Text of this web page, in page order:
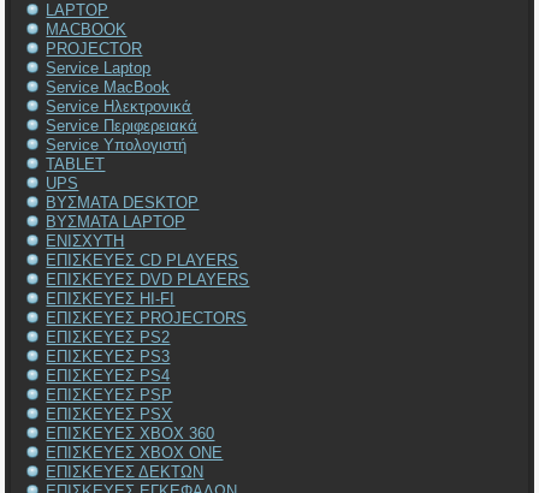
LAPTOP
MACBOOK
PROJECTOR
Service Laptop
Service MacBook
Service Ηλεκτρονικά
Service Περιφερειακά
Service Υπολογιστή
TABLET
UPS
ΒΥΣΜΑΤΑ DESKTOP
ΒΥΣΜΑΤΑ LAPTOP
ΕΝΙΣΧΥΤΗ
ΕΠΙΣΚΕΥΕΣ CD PLAYERS
ΕΠΙΣΚΕΥΕΣ DVD PLAYERS
ΕΠΙΣΚΕΥΕΣ HI-FI
ΕΠΙΣΚΕΥΕΣ PROJECTORS
ΕΠΙΣΚΕΥΕΣ PS2
ΕΠΙΣΚΕΥΕΣ PS3
ΕΠΙΣΚΕΥΕΣ PS4
ΕΠΙΣΚΕΥΕΣ PSP
ΕΠΙΣΚΕΥΕΣ PSX
ΕΠΙΣΚΕΥΕΣ XBOX 360
ΕΠΙΣΚΕΥΕΣ XBOX ONE
ΕΠΙΣΚΕΥΕΣ ΔΕΚΤΩΝ